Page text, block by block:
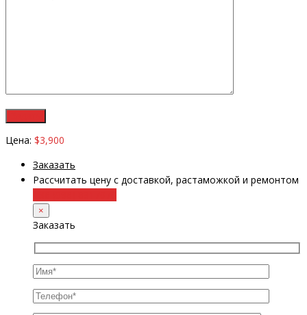
Цена: $3,900
Заказать
Рассчитать цену с доставкой, растаможкой и ремонтом
×
Заказать